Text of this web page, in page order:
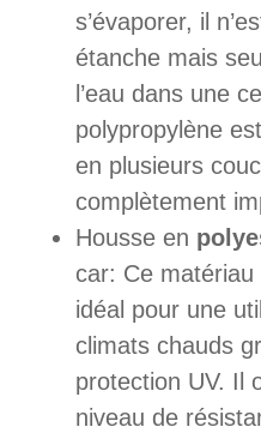
s’évaporer, il
étanche mais
l’eau dans une
polypropylène
en plusieurs
complètement
Housse en
car: Ce
idéal pour une
climats chauds
protection UV. Il
niveau de